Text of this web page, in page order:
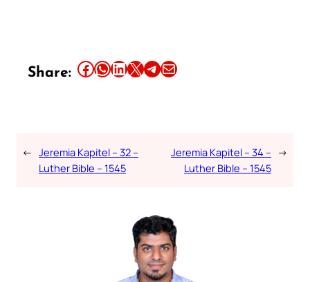
Share: Share this article on Facebook Share this article on WhatsApp Share this article on LinkedIn Share this article on X Share this article on TelegramEmail this Article
← Jeremia Kapitel – 32 –
Luther Bible – 1545
Jeremia Kapitel – 34 –
Luther Bible – 1545
→